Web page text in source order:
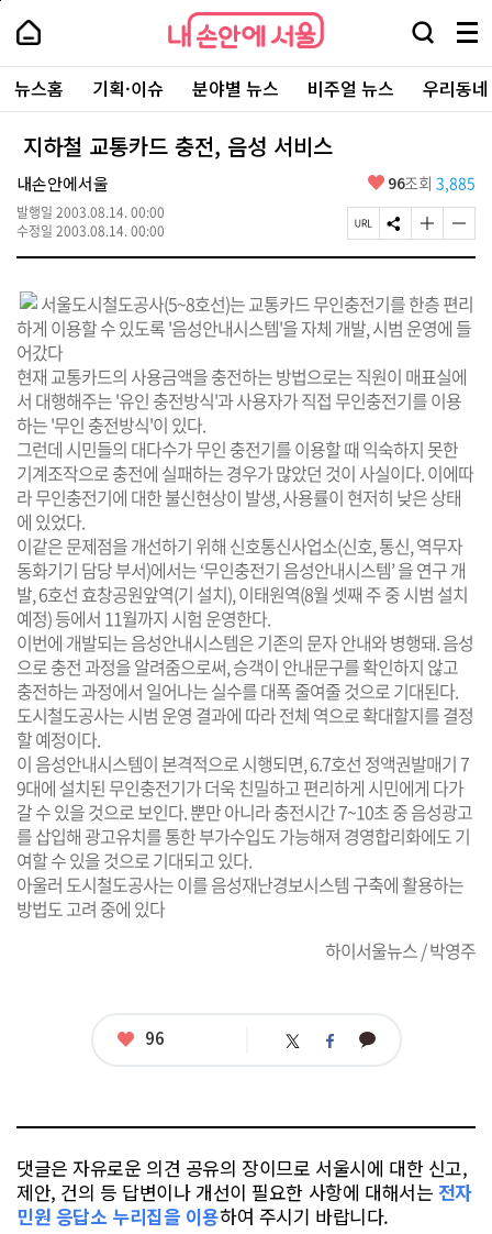
본
로
가
내
손
안
에
서
울
서
울
시
대
표
소
포
털
내
손
에
울
검
창
열
기
메
뉴
전
체
보
주
요
서
뉴스홈 기획·이슈 분야별 뉴스 비주얼 뉴스 우리동
지하철 교통카드 충전, 음성 서비스
내손안에서울
발행일 2003.08.14. 00:00
수정일 2003.08.14. 00:00
좋
요
96조회 3,885
페
이
R
L
복
사
S
N
유
하
기
글
자
크
게
변
하
기
글
자
작
게
변
경
하
기
서울도시철도공사(5~8호선)는 교통카드 무인충전기를 한층 편리
하게 이용할 수 있도록 '음성안내시스템'을 자체 개발, 시범 운영에 들
어갔다
현재 교통카드의 사용금액을 충전하는 방법으로는 직원이 매표실에
서 대행해주는 '유인 충전방식'과 사용자가 직접 무인충전기를 이용
하는 '무인 충전방식'이 있다.
그런데 시민들의 대다수가 무인 충전기를 이용할 때 익숙하지 못한
기계조작으로 충전에 실패하는 경우가 많았던 것이 사실이다. 이에따
라 무인충전기에 대한 불신현상이 발생, 사용률이 현저히 낮은 상태
에 있었다.
이같은 문제점을 개선하기 위해 신호통신사업소(신호, 통신, 역무자
동화기기 담당 부서)에서는 ‘무인충전기 음성안내시스템’ 을 연구 개
발, 6호선 효창공원앞역(기 설치), 이태원역(8월 셋째 주 중 시범 설치
예정) 등에서 11월까지 시험 운영한다.
이번에 개발되는 음성안내시스템은 기존의 문자 안내와 병행돼. 음성
으로 충전 과정을 알려줌으로써, 승객이 안내문구를 확인하지 않고
충전하는 과정에서 일어나는 실수를 대폭 줄여줄 것으로 기대된다.
도시철도공사는 시범 운영 결과에 따라 전체 역으로 확대할지를 결정
할 예정이다.
이 음성안내시스템이 본격적으로 시행되면, 6.7호선 정액권발매기 7
9대에 설치된 무인충전기가 더욱 친밀하고 편리하게 시민에게 다가
갈 수 있을 것으로 보인다. 뿐만 아니라 충전시간 7~10초 중 음성광고
를 삽입해 광고유치를 통한 부가수입도 가능해져 경영합리화에도 기
여할 수 있을 것으로 기대되고 있다.
아울러 도시철도공사는 이를 음성재난경보시스템 구축에 활용하는
방법도 고려 중에 있다
하이서울뉴스 / 박영주
좋
96 트 페 카
댓글은 자유로운 의견 공유의 장이므로 서울시에 대한 신고,
제안, 건의 등 답변이나 개선이 필요한 사항에 대해서는 전자
민원 응답소 누리집을 이용하여 주시기 바랍니다.
페
상
단
로